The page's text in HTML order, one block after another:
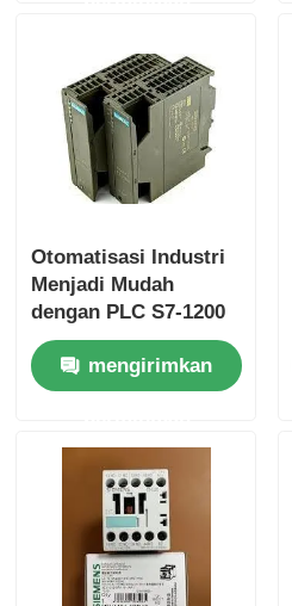
Bagian PLC Siemens
Yokogawa Stardom PLC
Hima Keselamatan Plc
Foxboro PLC
ICS Triplex PLC
Modul PLC Schneider
Modul GE Fanuc
Otomatisasi Industri
Menjadi Mudah
dengan PLC S7-1200
6ES7153-1AA03-0XB0
dan Memori 50 KB
mengirimkan